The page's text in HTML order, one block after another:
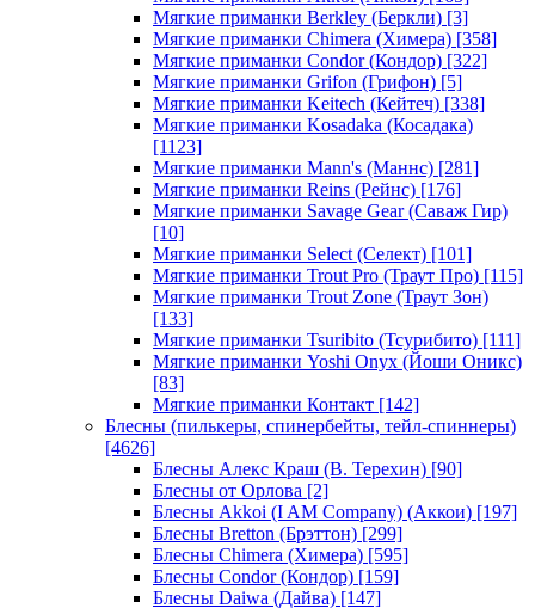
Мягкие приманки Berkley (Беркли) [3]
Мягкие приманки Chimera (Химера) [358]
Мягкие приманки Condor (Кондор) [322]
Мягкие приманки Grifon (Грифон) [5]
Мягкие приманки Keitech (Кейтеч) [338]
Мягкие приманки Kosadaka (Косадака)
[1123]
Мягкие приманки Mann's (Маннс) [281]
Мягкие приманки Reins (Рейнс) [176]
Мягкие приманки Savage Gear (Саваж Гир)
[10]
Мягкие приманки Select (Селект) [101]
Мягкие приманки Trout Pro (Траут Про) [115]
Мягкие приманки Trout Zone (Траут Зон)
[133]
Мягкие приманки Tsuribito (Тсурибито) [111]
Мягкие приманки Yoshi Onyx (Йоши Оникс)
[83]
Мягкие приманки Контакт [142]
Блесны (пилькеры, спинербейты, тейл-спиннеры)
[4626]
Блесны Алекс Краш (В. Терехин) [90]
Блесны от Орлова [2]
Блесны Akkoi (I AM Company) (Аккои) [197]
Блесны Bretton (Брэттон) [299]
Блесны Chimera (Химера) [595]
Блесны Condor (Кондор) [159]
Блесны Daiwa (Дайва) [147]